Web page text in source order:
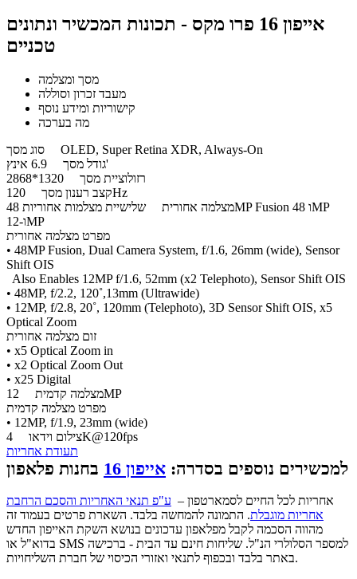
אייפון 16 פרו מקס - תכונות המכשיר ונתונים
טכניים
מסך ומצלמה
מעבד זכרון וסוללה
קישוריות ומידע נוסף
מה בערכה
סוג מסך OLED, Super Retina XDR, Always-On
גודל מסך6.9 אינץ'
רזולוציית מסך
קצב רענון מסך120Hz
מצלמה אחורית
שלישיית מצלמות אחוריות 48MP Fusion ו 48MP
ו-12MP
מפרט מצלמה אחורית
• 48MP Fusion, Dual Camera System, f/1.6, 26mm (wide), Sensor
Shift OIS
Also Enables 12MP f/1.6, 52mm (x2 Telephoto), Sensor Shift OIS
• 48MP, f/2.2, 120˚,13mm (Ultrawide)
• 12MP, f/2.8, 20˚, 120mm (Telephoto), 3D Sensor Shift OIS, x5
Optical Zoom
זום מצלמה אחורית
• x5 Optical Zoom in
• x2 Optical Zoom Out
• x25 Digital
מצלמה קדמית12MP
מפרט מצלמה קדמית
• 12MP, f/1.9, 23mm (wide)
צילום וידאו4K@120fps
תעודת אחריות
למכשירים נוספים בסדרה: אייפון 16 בחנות פלאפון
אחריות לכל החיים לסמארטפון – ע"פ תנאי האחריות והסכם הרחבת
אחריות מוגבלת. התמונה להמחשה בלבד. השארת פרטים בעמוד זה
מהווה הסכמה לקבל מפלאפון עדכונים בנושא השקת האייפון החדש
בדוא"ל או SMS למספר הסלולרי הנ"ל. שליחות חינם עד הבית - ברכישה
באתר בלבד ובכפוף לתנאי ואזורי הכיסוי של חברת השליחויות.